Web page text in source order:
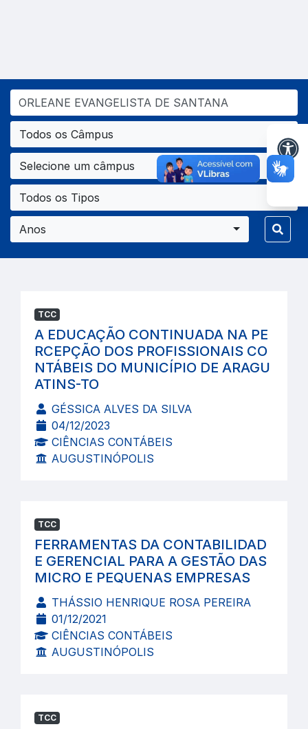
Todos os Câmpus
Selecione um câmpus
Todos os Tipos
Anos
TCC
A EDUCAÇÃO CONTINUADA NA PE
RCEPÇÃO DOS PROFISSIONAIS CO
NTÁBEIS DO MUNICÍPIO DE ARAGU
ATINS-TO
GÉSSICA ALVES DA SILVA
04/12/2023
CIÊNCIAS CONTÁBEIS
AUGUSTINÓPOLIS
TCC
FERRAMENTAS DA CONTABILIDAD
E GERENCIAL PARA A GESTÃO DAS
MICRO E PEQUENAS EMPRESAS
THÁSSIO HENRIQUE ROSA PEREIRA
01/12/2021
CIÊNCIAS CONTÁBEIS
AUGUSTINÓPOLIS
TCC